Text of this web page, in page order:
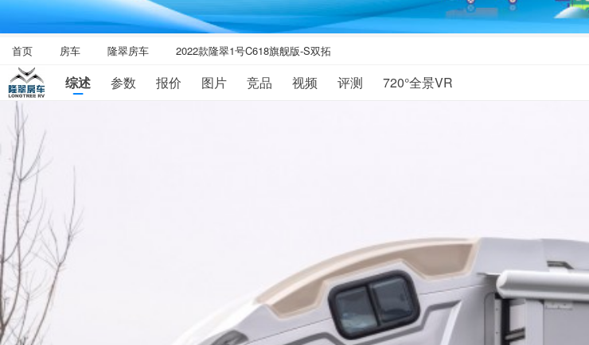
首页 房车 隆翠房车 2022款隆翠1号C618旗舰版-S双拓
综述 参数 报价 图片 竞品 视频 评测 720°全景VR